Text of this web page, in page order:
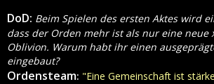
DoD: Beim Spielen des ersten Aktes wird
dass der Orden mehr ist als nur eine neue
Oblivion. Warum habt ihr einen
eingebaut?
Ordensteam: "Eine Gemeinschaft ist